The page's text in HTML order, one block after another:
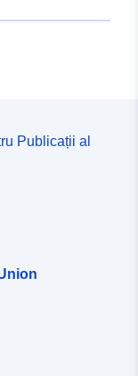
Publicații al